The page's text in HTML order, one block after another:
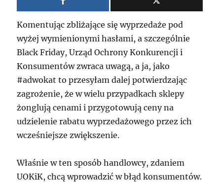
Komentując zbliżające się wyprzedaże pod
wyżej wymienionymi hasłami, a szczególnie
Black Friday, Urząd Ochrony Konkurencji i
Konsumentów zwraca uwagą, a ja, jako
#adwokat to przesyłam dalej potwierdzając
zagrożenie, że w wielu przypadkach sklepy
żonglują cenami i przygotowują ceny na
udzielenie rabatu wyprzedażowego przez ich
wcześniejsze zwiększenie.
Właśnie w ten sposób handlowcy, zdaniem
UOKiK, chcą wprowadzić w błąd konsumentów.